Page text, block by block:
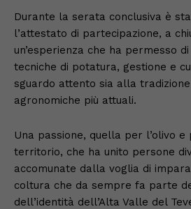
Durante la serata conclusiva è
l’attestato di partecipazione, a
un’esperienza che ha permesso
tecniche di potatura, gestione e
sguardo attento sia alla
agronomiche più attuali.
Una passione, quella per l’olivo e
territorio, che ha unito persone
accomunate dalla voglia di
coltura che da sempre fa parte
dell’identità dell’Alta Valle del